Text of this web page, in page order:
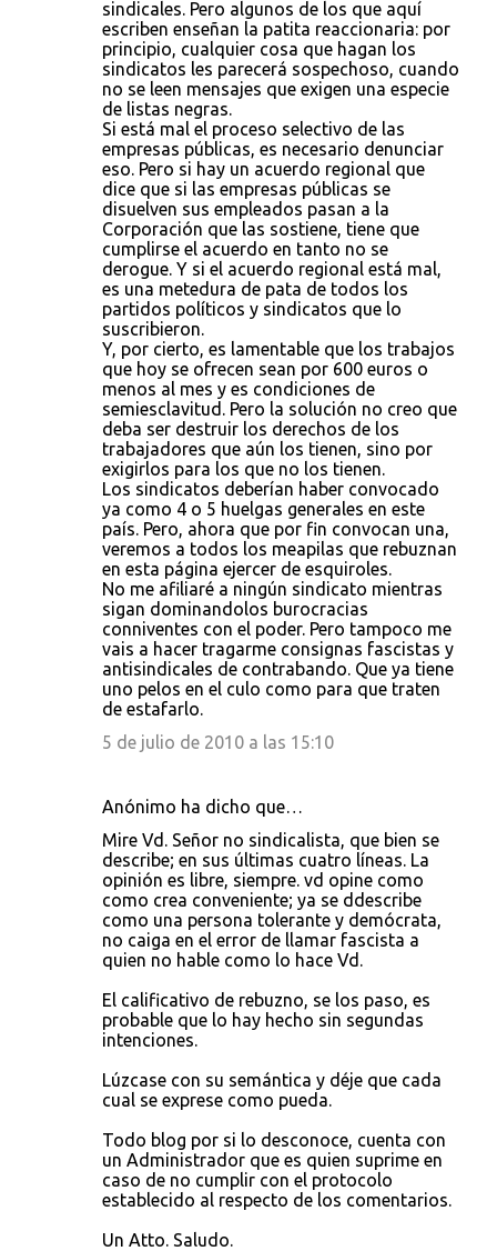
sindicales. Pero algunos de los que aquí
escriben enseñan la patita reaccionaria: por
principio, cualquier cosa que hagan los
sindicatos les parecerá sospechoso, cuando
no se leen mensajes que exigen una especie
de listas negras.
Si está mal el proceso selectivo de las
empresas públicas, es necesario denunciar
eso. Pero si hay un acuerdo regional que
dice que si las empresas públicas se
disuelven sus empleados pasan a la
Corporación que las sostiene, tiene que
cumplirse el acuerdo en tanto no se
derogue. Y si el acuerdo regional está mal,
es una metedura de pata de todos los
partidos políticos y sindicatos que lo
suscribieron.
Y, por cierto, es lamentable que los trabajos
que hoy se ofrecen sean por 600 euros o
menos al mes y es condiciones de
semiesclavitud. Pero la solución no creo que
deba ser destruir los derechos de los
trabajadores que aún los tienen, sino por
exigirlos para los que no los tienen.
Los sindicatos deberían haber convocado
ya como 4 o 5 huelgas generales en este
país. Pero, ahora que por fin convocan una,
veremos a todos los meapilas que rebuznan
en esta página ejercer de esquiroles.
No me afiliaré a ningún sindicato mientras
sigan dominandolos burocracias
conniventes con el poder. Pero tampoco me
vais a hacer tragarme consignas fascistas y
antisindicales de contrabando. Que ya tiene
uno pelos en el culo como para que traten
de estafarlo.
5 de julio de 2010 a las 15:10
Anónimo ha dicho que…
Mire Vd. Señor no sindicalista, que bien se
describe; en sus últimas cuatro líneas. La
opinión es libre, siempre. vd opine como
como crea conveniente; ya se ddescribe
como una persona tolerante y demócrata,
no caiga en el error de llamar fascista a
quien no hable como lo hace Vd.
El calificativo de rebuzno, se los paso, es
probable que lo hay hecho sin segundas
intenciones.
Lúzcase con su semántica y déje que cada
cual se exprese como pueda.
Todo blog por si lo desconoce, cuenta con
un Administrador que es quien suprime en
caso de no cumplir con el protocolo
establecido al respecto de los comentarios.
Un Atto. Saludo.